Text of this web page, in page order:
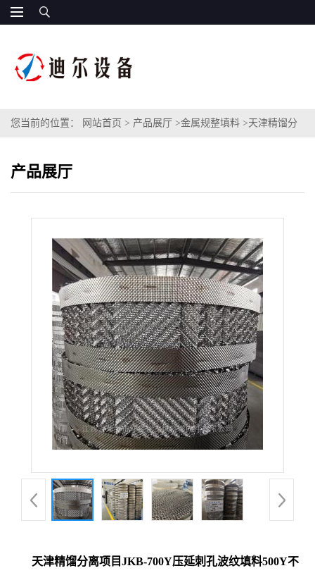
您当前的位置： 网站首页 > 产品展厅 >金属规整填料 >天津精馏分
产品展厅
天津精馏分离项目JKB-700Y压延刺孔波纹填料500Y不